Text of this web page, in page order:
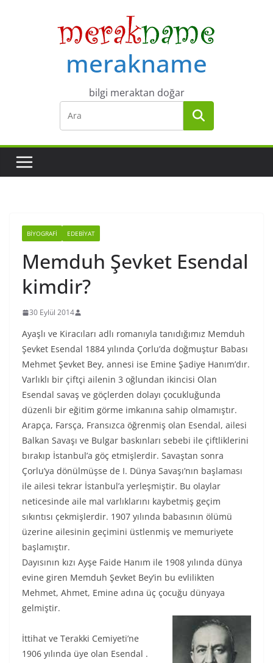
merakname
bilgi meraktan doğar
BIYOGRAFI EDEBIYAT
Memduh Şevket Esendal
kimdir?
30 Eylül 2014
Ayaşlı ve Kiracıları adlı romanıyla tanıdığımız Memduh
Şevket Esendal 1884 yılında Çorlu’da doğmuştur Babası
Mehmet Şevket Bey, annesi ise Emine Şadiye Hanım’dır.
Varlıklı bir çiftçi ailenin 3 oğlundan ikincisi Olan
Esendal savaş ve göçlerden dolayı çocukluğunda
düzenli bir eğitim görme imkanına sahip olmamıştır.
Arapça, Farsça, Fransızca öğrenmiş olan Esendal, ailesi
Balkan Savaşı ve Bulgar baskınları sebebi ile çiftliklerini
bırakıp İstanbul’a göç etmişlerdir. Savaştan sonra
Çorlu’ya dönülmüşse de I. Dünya Savaşı’nın başlaması
ile ailesi tekrar İstanbul’a yerleşmiştir. Bu olaylar
neticesinde aile mal varlıklarını kaybetmiş geçim
sıkıntısı çekmişlerdir. 1907 yılında babasının ölümü
üzerine ailesinin geçimini üstlenmiş ve memuriyete
başlamıştır.
Dayısının kızı Ayşe Faide Hanım ile 1908 yılında dünya
evine giren Memduh Şevket Bey’in bu evlilikten
Mehmet, Ahmet, Emine adına üç çocuğu dünyaya
gelmiştir.
İttihat ve Terakki Cemiyeti’ne
1906 yılında üye olan Esendal .